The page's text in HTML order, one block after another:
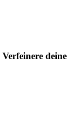
Verfeinere deine